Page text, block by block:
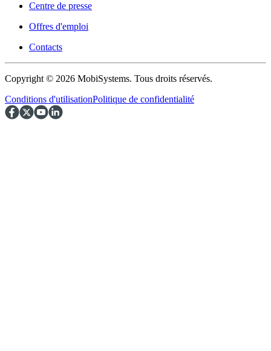
Centre de presse
Offres d'emploi
Contacts
Copyright © 2026 MobiSystems. Tous droits réservés.
Conditions d'utilisationPolitique de confidentialité